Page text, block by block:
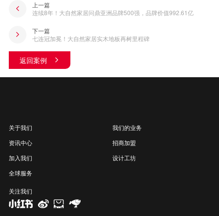
上一篇
连续8年！大自然家居问鼎亚洲品牌500强，品牌价值992.61亿
返回案例
下一篇
七连冠加冕！大自然家居实木地板再树里程碑
关于我们
我们的业务
资讯中心
招商加盟
加入我们
设计工坊
全球服务
关注我们